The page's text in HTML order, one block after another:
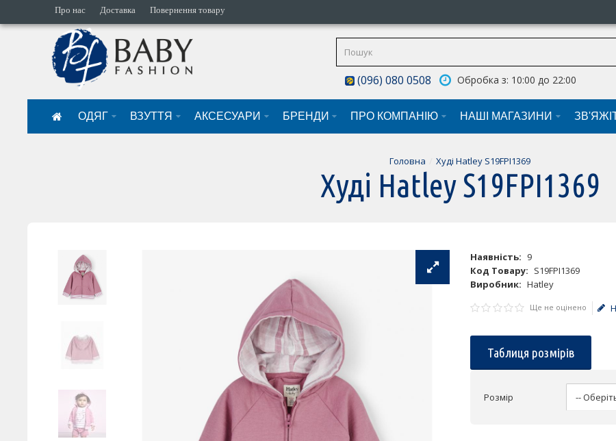
Про нас Доставка Повернення товару
(096) 080 0508 Обробка з: 10:00 до 22:00
ОДЯГ ВЗУТТЯ АКСЕСУАРИ БРЕНДИ ПРО КОМПАНІЮ НАШI МАГАЗИНИ
Головна Худі Hatley S19FPI1369
Худі Hatley S19FPI1369
Наявність: 9
Код Товару: S19FPI1369
Виробник: Hatley
Ще не оцінено
Таблиця розмірів
Розмір